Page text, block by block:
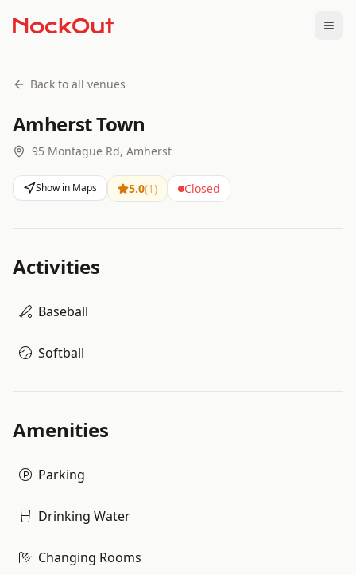
Back to all venues
Amherst Town
95 Montague Rd, Amherst
Show in Maps 5.0(1) Closed
Activities
Baseball
Softball
Amenities
Parking
Drinking Water
Changing Rooms